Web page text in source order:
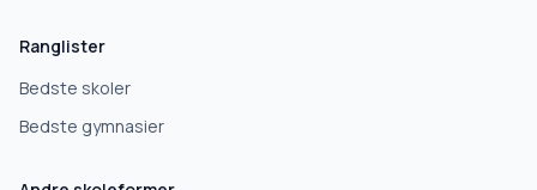
Ranglister
Bedste skoler
Bedste gymnasier